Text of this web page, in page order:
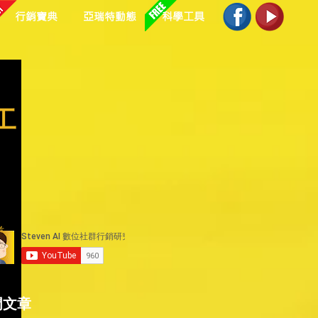
行銷寶典 亞瑞特動態 科學工具
章